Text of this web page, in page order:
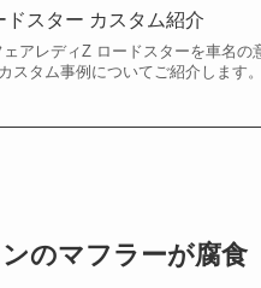
ドスター カスタム紹介
アレディZ ロードスターを車名の
スタム事例についてご紹介します
のマフラーが腐食